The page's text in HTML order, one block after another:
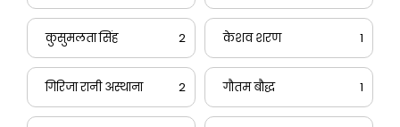
कुसुमलता सिंह 2 केशव शरण 1
गिरिजा रानी अस्थाना 2 गौतम बौद्ध 1